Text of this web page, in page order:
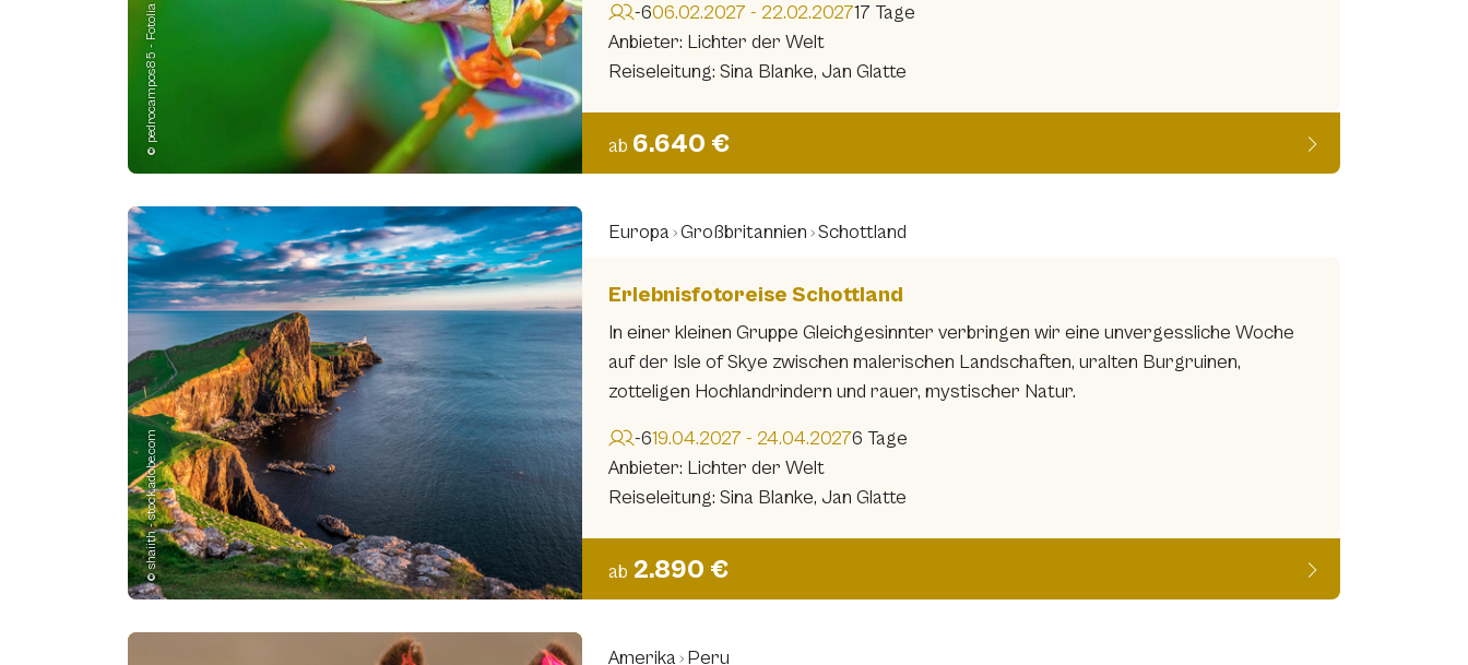
© pedrocampos85 - Fotolia -606.02.2027 - 22.02.202717 Tage
Anbieter: Lichter der Welt
Reiseleitung: Sina Blanke, Jan Glatte
ab 6.640 €
© shaiith - stock.adobe.com
Europa Großbritannien Schottland
Erlebnisfotoreise Schottland
In einer kleinen Gruppe Gleichgesinnter verbringen wir eine unvergessliche Woche
auf der Isle of Skye zwischen malerischen Landschaften, uralten Burgruinen,
zotteligen Hochlandrindern und rauer, mystischer Natur.
-619.04.2027 - 24.04.20276 Tage
Anbieter: Lichter der Welt
Reiseleitung: Sina Blanke, Jan Glatte
ab 2.890 €
Amerika Peru